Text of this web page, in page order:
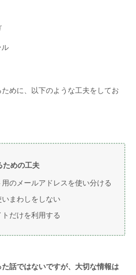
めに、以下のような工夫をしてお
ための工夫
のメールアドレスを使い分ける
まわしをしない
だけを利用する
話ではないですが、大切な情報は